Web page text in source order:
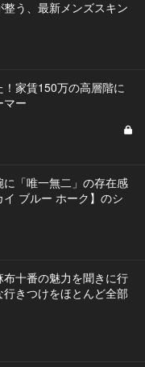
う、最新メンズスキン
家賃150万の高層階に
マー
「唯一無二」の存在感
ブルー ホーク】のシ
十番の魅力を聞きに行
行きつけをほとんど全部